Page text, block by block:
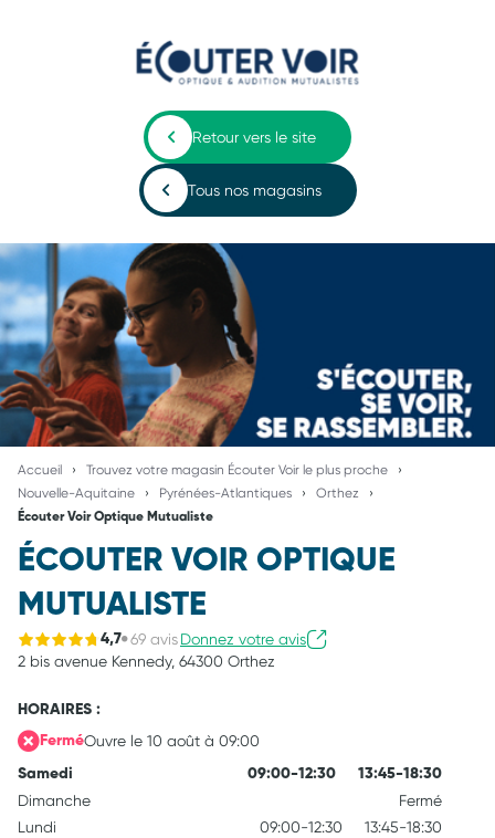
Retour vers le site
Tous nos magasins
Accueil
Trouvez votre magasin Écouter Voir le plus proche
Nouvelle-Aquitaine
Pyrénées-Atlantiques Orthez
Écouter Voir Optique Mutualiste
ÉCOUTER VOIR OPTIQUE
MUTUALISTE
4,7 69 avisDonnez votre avis
2 bis avenue Kennedy, 64300 Orthez
HORAIRES :
FerméOuvre le 10 août à 09:00
Samedi 09:00-12:30 13:45-18:30
Dimanche
Fermé
Lundi
09:00-12:30
13:45-18:30